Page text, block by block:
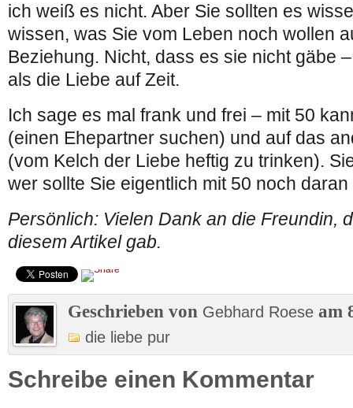
ich weiß es nicht. Aber Sie sollten es
wissen, was Sie vom Leben noch wollen
Beziehung. Nicht, dass es sie nicht gäbe
als die Liebe auf Zeit.
Ich sage es mal frank und frei – mit 50
(einen Ehepartner suchen) und auf das
(vom Kelch der Liebe heftig zu trinken).
wer sollte Sie eigentlich mit 50 noch
Persönlich: Vielen Dank an die Freundin,
diesem Artikel gab.
Geschrieben von Gebhard Roese am
die liebe pur
Schreibe einen Kommentar